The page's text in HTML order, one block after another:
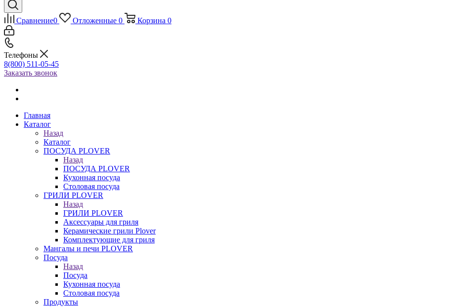
Сравнение0 Отложенные 0 Корзина 0
Телефоны
8(800) 511-05-45
Заказать звонок
Главная
Каталог
Назад
Каталог
ПОСУДА PLOVER
Назад
ПОСУДА PLOVER
Кухонная посуда
Столовая посуда
ГРИЛИ PLOVER
Назад
ГРИЛИ PLOVER
Аксессуары для гриля
Керамические грили Plover
Комплектующие для гриля
Мангалы и печи PLOVER
Посуда
Назад
Посуда
Кухонная посуда
Столовая посуда
Продукты